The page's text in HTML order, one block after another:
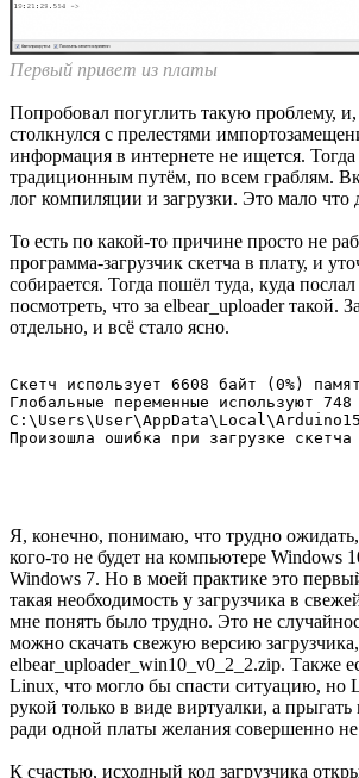
Вместо бумажки на коробке есть QR код,
сибирский лес, и обещающий получение
электронном виде. Учитывая, что
виде текста, а не перехода на сайт. после
документация открылась. Я увидел, как
выглядеть, и попытался нагуглить её по
названию страницы. Не удалось, нашлись
другие страницы сайта. Пришлось
ссылкам на сайте. Страницу
но нашёлраздел про настройку Arduino
нужно.
Ставил, конечно, в привычной мне IDE
работают все прочие нужные мне платы и
Процесс добавления новой платы